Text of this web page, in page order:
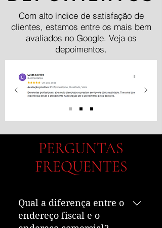
Com alto índice de satisfação de
clientes, estamos entre os mais bem
avaliados no Google. Veja os
depoimentos.
PERGUNTAS
FREQUENTES
Qual a diferença entre o
endereço fiscal e o